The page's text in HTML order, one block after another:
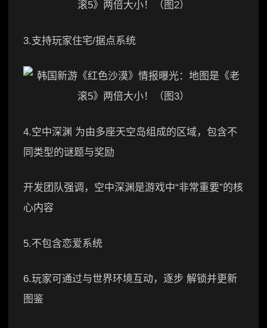
3.支持玩家住宅/据点系统
4.空中深渊 为由多座天空岛组成的区域，包含不
同类型的谜题与奖励
开发团队强调，空中深渊是游戏中“非常重要”的核
心内容
5.不包含恋爱系统
6.玩家可通过与世界环境互动，逐步 解锁并更新
图鉴